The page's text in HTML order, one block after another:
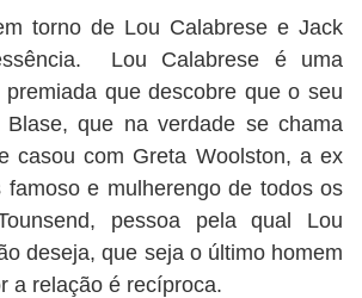
torno de Lou Calabrese e Jack
Lou Calabrese é uma
premiada que descobre que o seu
que na verdade se chama
casou com Greta Woolston, a ex
famoso e mulherengo de todos os
pessoa pela qual Lou
deseja, que seja o último homem
a relação é recíproca.